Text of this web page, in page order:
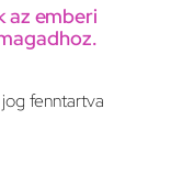
az emberi
fenntartva